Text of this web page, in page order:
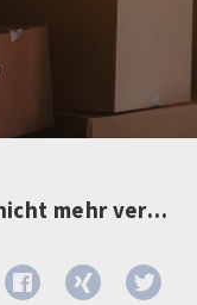
Wohnung zum Kauf in Berlin (nicht mehr verfügbar)